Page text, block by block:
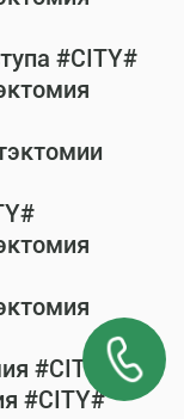
#CITY#
#CITY#
#CITY#